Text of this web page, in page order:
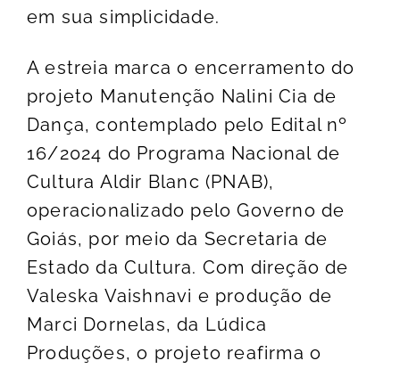
em sua simplicidade.
A estreia marca o encerramento do
projeto Manutenção Nalini Cia de
Dança, contemplado pelo Edital nº
16/2024 do Programa Nacional de
Cultura Aldir Blanc (PNAB),
operacionalizado pelo Governo de
Goiás, por meio da Secretaria de
Estado da Cultura. Com direção de
Valeska Vaishnavi e produção de
Marci Dornelas, da Lúdica
Produções, o projeto reafirma o